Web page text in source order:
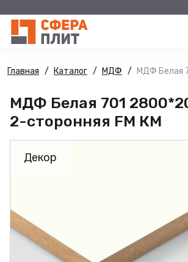
Главная Каталог МДФ МДФ Белая
МДФ Белая 701
2-сторонняя FM КМ
Декор